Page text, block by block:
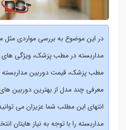
در این موضوع به بررسی مواردی
مداربسته در مطب پزشک، ویژگی های
مطب پزشک، قیمت دوربین
معرفی چند مدل از بهترین دوربین
انتهای این مطلب شما عزیزان می
مداربسته را با توجه به نیاز هایتان